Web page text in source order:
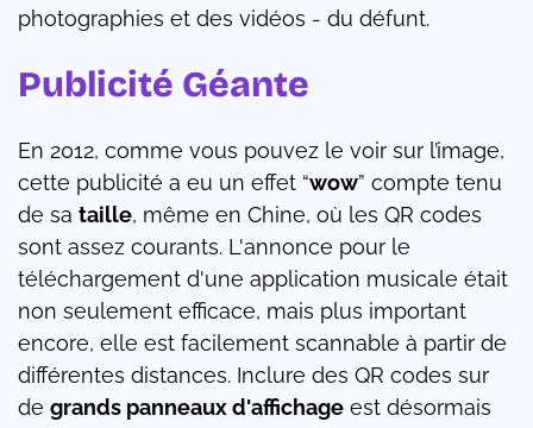
photographies et des vidéos - du défunt.
Publicité Géante
En 2012, comme vous pouvez le voir sur l’image,
cette publicité a eu un effet “wow” compte tenu
de sa taille, même en Chine, où les QR codes
sont assez courants. L'annonce pour le
téléchargement d'une application musicale était
non seulement efficace, mais plus important
encore, elle est facilement scannable à partir de
différentes distances. Inclure des QR codes sur
de grands panneaux d'affichage est désormais